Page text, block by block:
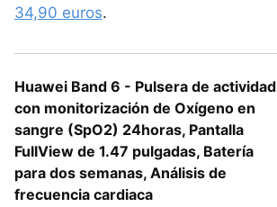
34,90 euros.
Huawei Band 6 - Pulsera de actividad
con monitorización de Oxígeno en
sangre (SpO2) 24horas, Pantalla
FullView de 1.47 pulgadas, Batería
para dos semanas, Análisis de
frecuencia cardiaca